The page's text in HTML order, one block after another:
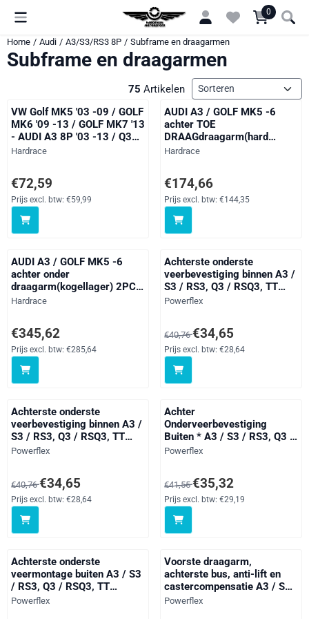
Cookievoorkeuren zijn momenteel gesloten. 0
Home / Audi / A3/S3/RS3 8P / Subframe en draagarmen
Subframe en draagarmen
75 Artikelen Sorteermethode
VW Golf MK5 '03 -09 / GOLF
MK6 '09 -13 / GOLF MK7 '13
- AUDI A3 8P '03 -13 / Q3
'11 - SKODA OCTAVIA MK2
(hard rubber) - 2PCS / SET
Merk:
Hardrace
Prijs: 72,59, exclusief btw: 59,99
€72,59
Prijs excl. btw: €59,99
AUDI A3 / GOLF MK5 -6
achter TOE
DRAAGdraagarm(hard
rubber) 2PCS / SET
Merk:
Hardrace
Prijs: 174,66, exclusief btw:
€174,66
Prijs excl. btw: €144,35
AUDI A3 / GOLF MK5 -6
achter onder
draagarm(kogellager) 2PCS
/ SETMUST upgarde SHOCK
Merk:
Hardrace
Prijs: 345,62, exclusief btw: 285,64
€345,62
Prijs excl. btw: €285,64
Achterste onderste
veerbevestiging binnen A3 /
S3 / RS3, Q3 / RSQ3, TT
Models, Alhambra Models,
Octavia, Superb Models, Yeti
5L, Beetle Models, Bora
Models, CC, Eos 1F, Golf,
Jetta Models, Passat
Models, Sciro
Merk:
Powerflex
Van 40,76 voor 34,65, exclusief
€40,76€34,65
Prijs excl. btw: €28,64
Achterste onderste
veerbevestiging binnen A3 /
S3 / RS3, Q3 / RSQ3, TT
Models, Alhambra Models,
Octavia, Superb Models, Yeti
5L, Beetle Models, Bora
Models, CC, Eos 1F, Golf,
Jetta Models, Passat
Models, Sciro
Merk:
Powerflex
Van 40,76 voor 34,65, exclusief btw: 28,64
€40,76€34,65
Prijs excl. btw: €28,64
Achter
Onderveerbevestiging
Buiten * A3 / S3 / RS3, Q3 /
RSQ3, TT Models, Altea 5P
Superb Models, Bora
Models, CC, Eos 1F, Golf,
Jetta Models, Passat
Models, Scirocco Models,
Tiguan Models, Touran
Merk:
Powerflex
Van 41,55 voor 35,32, exclusief
€41,55€35,32
Prijs excl. btw: €29,19
Achterste onderste
veermontage buiten A3 / S3
/ RS3, Q3 / RSQ3, TT
Models, Alhambra Models,
Merk:
Powerflex
Voorste draagarm,
achterste bus, anti-lift en
castercompensatie A3 / S3 /
RS3, Altea 5P (2004-), Leon
Merk:
Powerflex